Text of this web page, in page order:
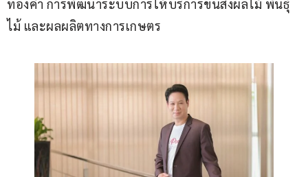
ทองคำ การพัฒนาระบบการให้บริการขนส่งผลไม้ พันธุ์
ไม้ และผลผลิตทางการเกษตร